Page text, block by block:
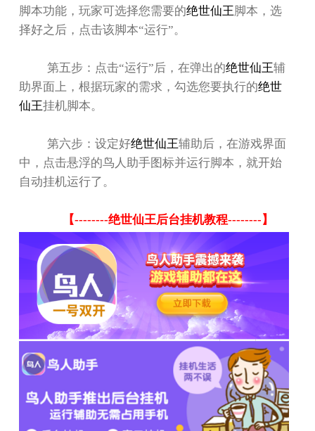
脚本功能，玩家可选择您需要的绝世仙王脚本，选
择好之后，点击该脚本“运行”。
第五步：点击“运行”后，在弹出的绝世仙王辅
助界面上，根据玩家的需求，勾选您要执行的绝世
仙王挂机脚本。
第六步：设定好绝世仙王辅助后，在游戏界面
中，点击悬浮的鸟人助手图标并运行脚本，就开始
自动挂机运行了。
【--------绝世仙王后台挂机教程-------- 】